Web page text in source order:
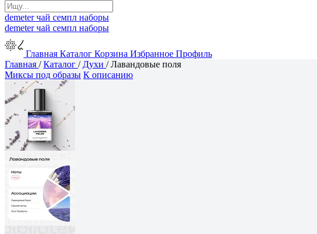
demeterчай семпл наборы
demeterчай семпл наборы
Главная Каталог Корзина Избранное Профиль
Главная /Каталог / Духи /Лавандовые поля
Миксы под образы К описанию